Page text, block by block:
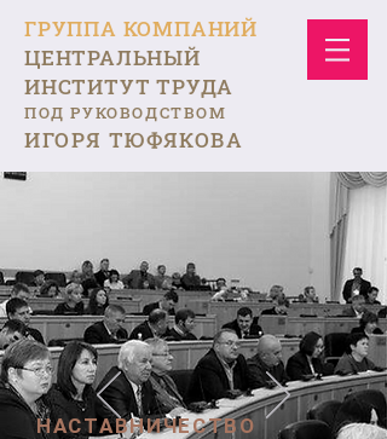
ГРУППА КОМПАНИЙ
ЦЕНТРАЛЬНЫЙ
ИНСТИТУТ ТРУДА
ПОД РУКОВОДСТВОМ
ИГОРЯ ТЮФЯКОВА
НАСТАВНИЧЕСТВО